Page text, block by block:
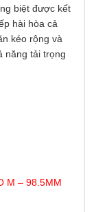
biệt được kết
hài hòa cả
kéo rộng và
năng tải trọng
M – 98.5MM